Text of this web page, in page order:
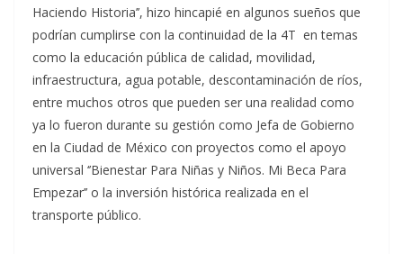
Haciendo Historia’’, hizo hincapié en algunos sueños que
podrían cumplirse con la continuidad de la 4T en temas
como la educación pública de calidad, movilidad,
infraestructura, agua potable, descontaminación de ríos,
entre muchos otros que pueden ser una realidad como
ya lo fueron durante su gestión como Jefa de Gobierno
en la Ciudad de México con proyectos como el apoyo
universal ‘’Bienestar Para Niñas y Niños. Mi Beca Para
Empezar’’ o la inversión histórica realizada en el
transporte público.